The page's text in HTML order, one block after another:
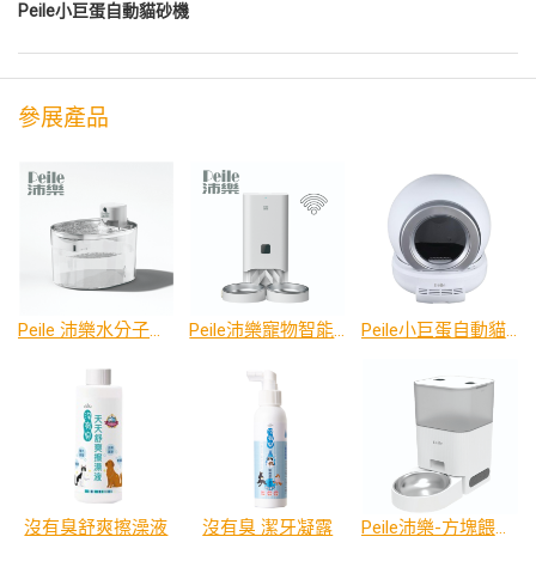
Peile小巨蛋自動貓砂機
參展產品
Peile 沛樂水分子智能飲水機(全機水電分離/馬達一鍵清洗) Peile沛樂寵物智能餵食器 WIFI版 Peile小巨蛋自動貓砂機
沒有臭舒爽擦澡液 沒有臭 潔牙凝露 Peile沛樂-方塊餵食器(WiFi版)